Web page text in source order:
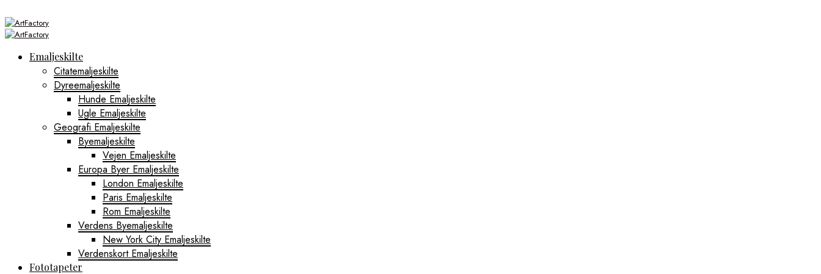
Emaljeskilte
Citatemaljeskilte
Dyreemaljeskilte
Hunde Emaljeskilte
Ugle Emaljeskilte
Geografi Emaljeskilte
Byemaljeskilte
Vejen Emaljeskilte
Europa Byer Emaljeskilte
London Emaljeskilte
Paris Emaljeskilte
Rom Emaljeskilte
Verdens Byemaljeskilte
New York City Emaljeskilte
Verdenskort Emaljeskilte
Fototapeter